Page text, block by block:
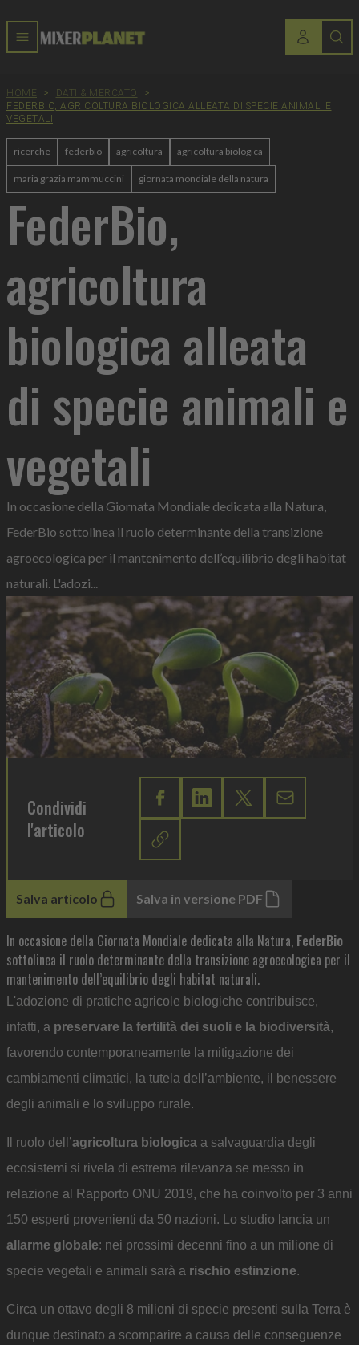
HOME > DATI & MERCATO
>
FEDERBIO, AGRICOLTURA BIOLOGICA ALLEATA DI SPECIE ANIMALI E
VEGETALI
ricerche federbio agricoltura agricoltura biologica
maria grazia mammuccini giornata mondiale della natura
FederBio,
agricoltura
biologica alleata
di specie animali e
vegetali
In occasione della Giornata Mondiale dedicata alla Natura,
FederBio sottolinea il ruolo determinante della transizione
agroecologica per il mantenimento dell’equilibrio degli habitat
naturali. L'adozi...
Condividi
l'articolo
Salva articolo Salva in versione PDF
In occasione della Giornata Mondiale dedicata alla Natura, FederBio
sottolinea il ruolo determinante della transizione agroecologica per il
mantenimento dell’equilibrio degli habitat naturali.
L'adozione di pratiche agricole biologiche contribuisce,
infatti, a preservare la fertilità dei suoli e la biodiversità,
favorendo contemporaneamente la mitigazione dei
cambiamenti climatici, la tutela dell’ambiente, il benessere
degli animali e lo sviluppo rurale.
Il ruolo dell’agricoltura biologica a salvaguardia degli
ecosistemi si rivela di estrema rilevanza se messo in
relazione al Rapporto ONU 2019, che ha coinvolto per 3 anni
150 esperti provenienti da 50 nazioni. Lo studio lancia un
allarme globale: nei prossimi decenni fino a un milione di
specie vegetali e animali sarà a rischio estinzione.
Circa un ottavo degli 8 milioni di specie presenti sulla Terra è
dunque destinato a scomparire a causa delle conseguenze